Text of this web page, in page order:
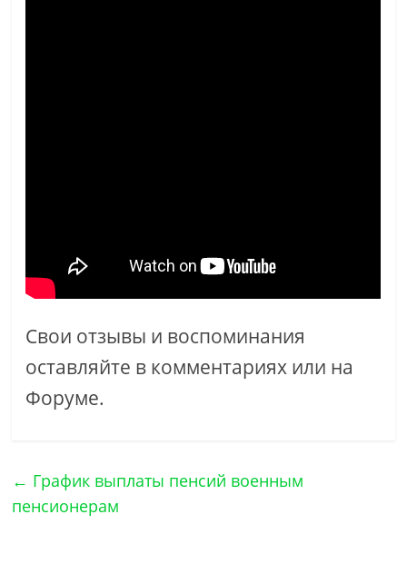
Свои отзывы и воспоминания
оставляйте в комментариях или на
Форуме.
← График выплаты пенсий военным
пенсионерам